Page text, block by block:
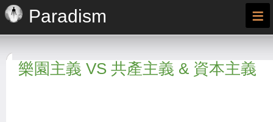
Paradism ≡
樂園主義 VS 共產主義 & 資本主義